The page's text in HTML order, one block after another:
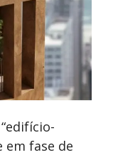
em fase de